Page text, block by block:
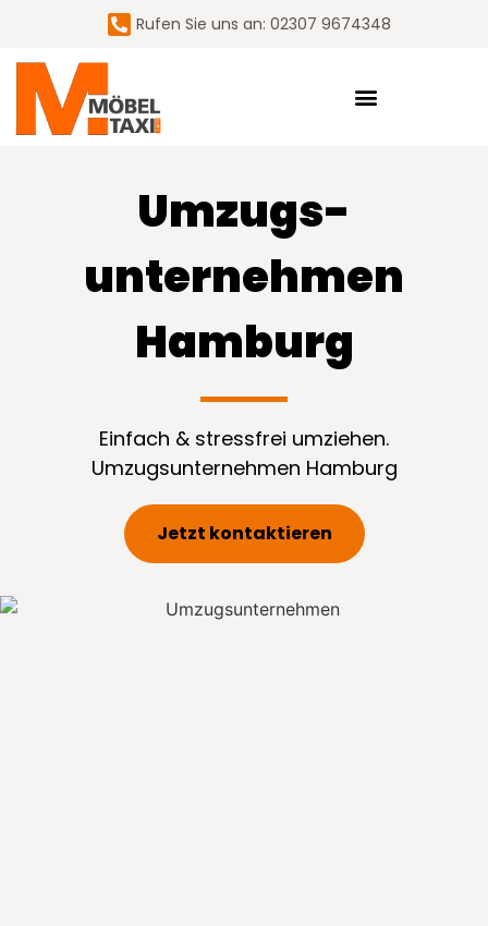
Rufen Sie uns an: 02307 9674348
Umzugs­
unternehmen
Hamburg
Einfach & stressfrei umziehen.
Umzugsunternehmen Hamburg
Jetzt kontaktieren